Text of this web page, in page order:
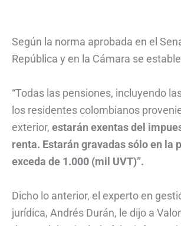
Según la norma aprobada en el
República y en la Cámara se
“Todas las pensiones, incluyendo
los residentes colombianos
exterior, estarán exentas del
renta. Estarán gravadas sólo en la
exceda de 1.000 (mil UVT)”.
Dicho lo anterior, el experto en
jurídica, Andrés Durán, le dijo a